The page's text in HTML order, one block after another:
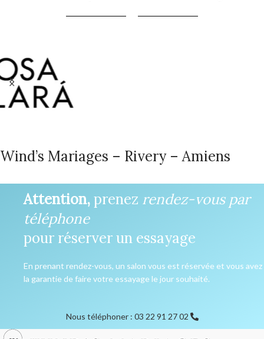
Wind’s Mariages – Rivery – Amiens
Attention,prenez rendez-vous par
téléphone
pour réserver un essayage
En prenant rendez-vous, un salon vous est réservée et vous avez
la garantie de faire votre essayage le jour souhaité.
Nous téléphoner : 03 22 91 27 02